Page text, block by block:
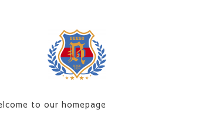
to our homepage